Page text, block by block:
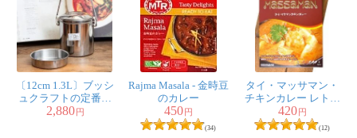
〔12cm 1.3L〕ブッシ
ュクラフトの定番
ビリー缶・ビリーポ
2,880円
Rajma Masala - 金時豆
のカレー
450円
(34)
タイ・マッサマン・
チキンカレー レトル
ト 160g
【KITCHEN88】
420円
(12)